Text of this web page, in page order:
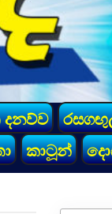
දනව්ව
කාටූන්